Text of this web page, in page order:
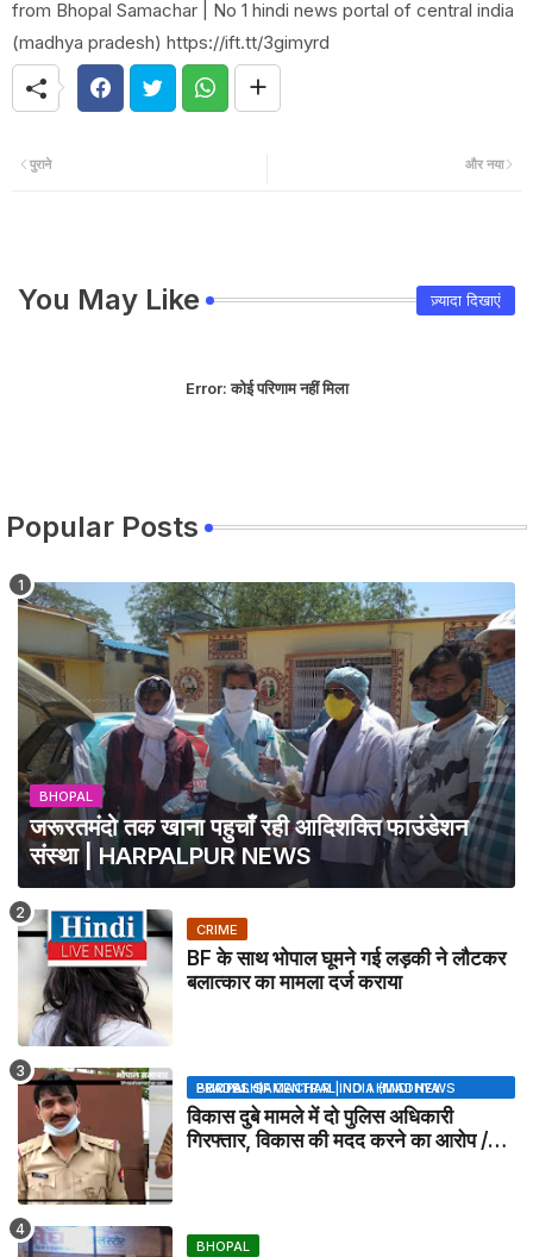
from Bhopal Samachar | No 1 hindi news portal of central india
(madhya pradesh) https://ift.tt/3gimyrd
और नया
पुराने
You May Like ज़्यादा दिखाएं
Error:कोई परिणाम नहीं मिला
Popular Posts
BHOPAL
जरूरतमंदो तक खाना पहुचाँ रही आदिशक्ति फाउंडेशन
संस्था | HARPALPUR NEWS
CRIME
BF के साथ भोपाल घूमने गई लड़की ने लौटकर
बलात्कार का मामला दर्ज कराया
BHOPAL SAMACHAR | NO 1 HINDI NEWS PORTAL OF CENTRAL INDIA (MADHYA PRADESH)
विकास दुबे मामले में दो पुलिस अधिकारी
गिरफ्तार, विकास की मदद करने का आरोप /
BHOPAL